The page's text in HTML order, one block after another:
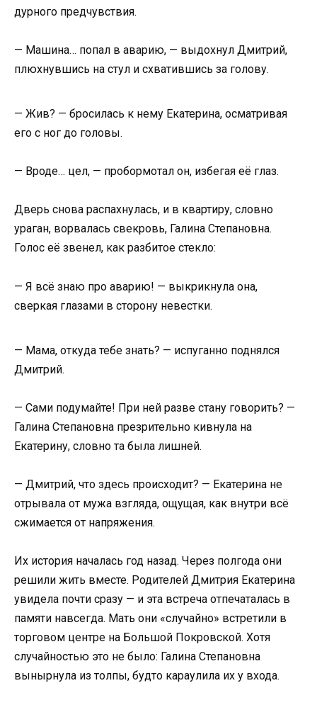
дурного предчувствия.
— Машина… попал в аварию, — выдохнул Дмитрий,
плюхнувшись на стул и схватившись за голову.
— Жив? — бросилась к нему Екатерина, осматривая
его с ног до головы.
— Вроде… цел, — пробормотал он, избегая её глаз.
Дверь снова распахнулась, и в квартиру, словно
ураган, ворвалась свекровь, Галина Степановна.
Голос её звенел, как разбитое стекло:
— Я всё знаю про аварию! — выкрикнула она,
сверкая глазами в сторону невестки.
— Мама, откуда тебе знать? — испуганно поднялся
Дмитрий.
— Сами подумайте! При ней разве стану говорить? —
Галина Степановна презрительно кивнула на
Екатерину, словно та была лишней.
— Дмитрий, что здесь происходит? — Екатерина не
отрывала от мужа взгляда, ощущая, как внутри всё
сжимается от напряжения.
Их история началась год назад. Через полгода они
решили жить вместе. Родителей Дмитрия Екатерина
увидела почти сразу — и эта встреча отпечаталась в
памяти навсегда. Мать они «случайно» встретили в
торговом центре на Большой Покровской. Хотя
случайностью это не было: Галина Степановна
вынырнула из толпы, будто караулила их у входа.